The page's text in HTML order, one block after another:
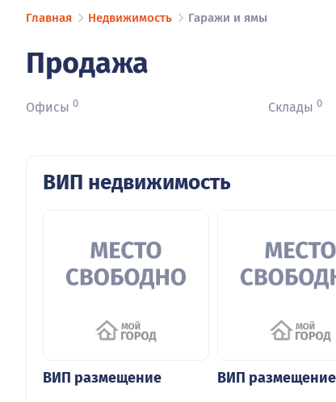
Главная Недвижимость Гаражи и ямы
Продажа
Офисы 0 Склады 0
ВИП недвижимость
ВИП размещение ВИП размещение